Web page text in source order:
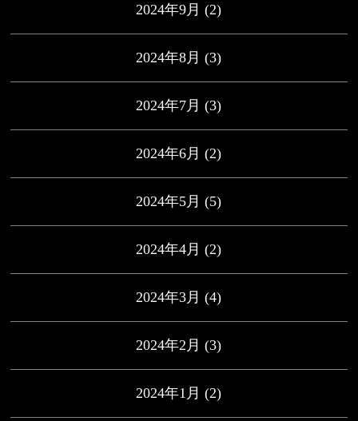
2024年9月 (2)
2024年8月 (3)
2024年7月 (3)
2024年6月 (2)
2024年5月 (5)
2024年4月 (2)
2024年3月 (4)
2024年2月 (3)
2024年1月 (2)